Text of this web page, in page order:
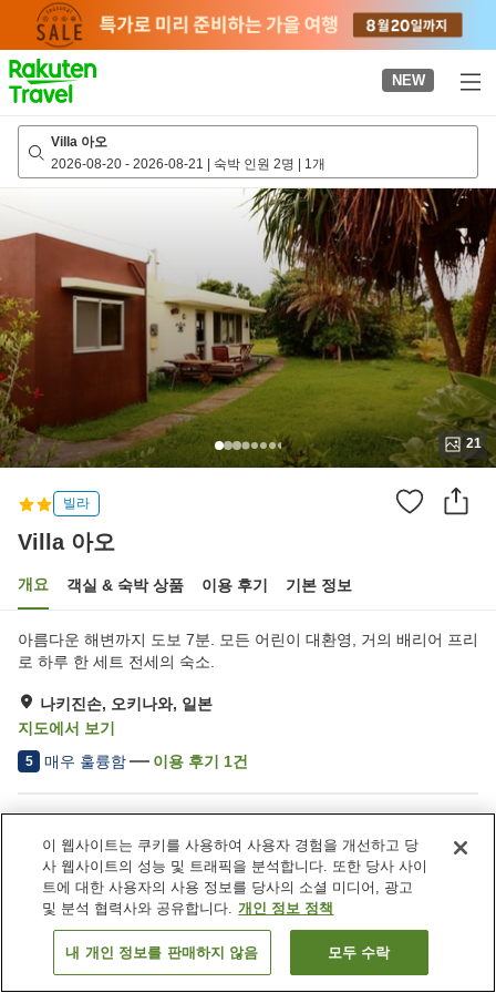
page
NEW
Villa 아오
2026-08-20 - 2026-08-21 | 숙박 인원 2명 | 1개
21
빌라
Villa 아오
개요 객실 & 숙박 상품 이용 후기 기본 정보
아름다운 해변까지 도보 7분. 모든 어린이 대환영, 거의 배리어 프리
로 하루 한 세트 전세의 숙소.
나키진손, 오키나와, 일본
지도에서 보기
5 매우 훌륭함 이용 후기 1건
Wi-Fi
완전 금연
공용 부엌
주차 (무료)
객실 보기
이 웹사이트는 쿠키를 사용하여 사용자 경험을 개선하고 당
사 웹사이트의 성능 및 트래픽을 분석합니다. 또한 당사 사이
트에 대한 사용자의 사용 정보를 당사의 소셜 미디어, 광고
및 분석 협력사와 공유합니다. 개인 정보 정책
내 개인 정보를 판매하지 않음 모두 수락